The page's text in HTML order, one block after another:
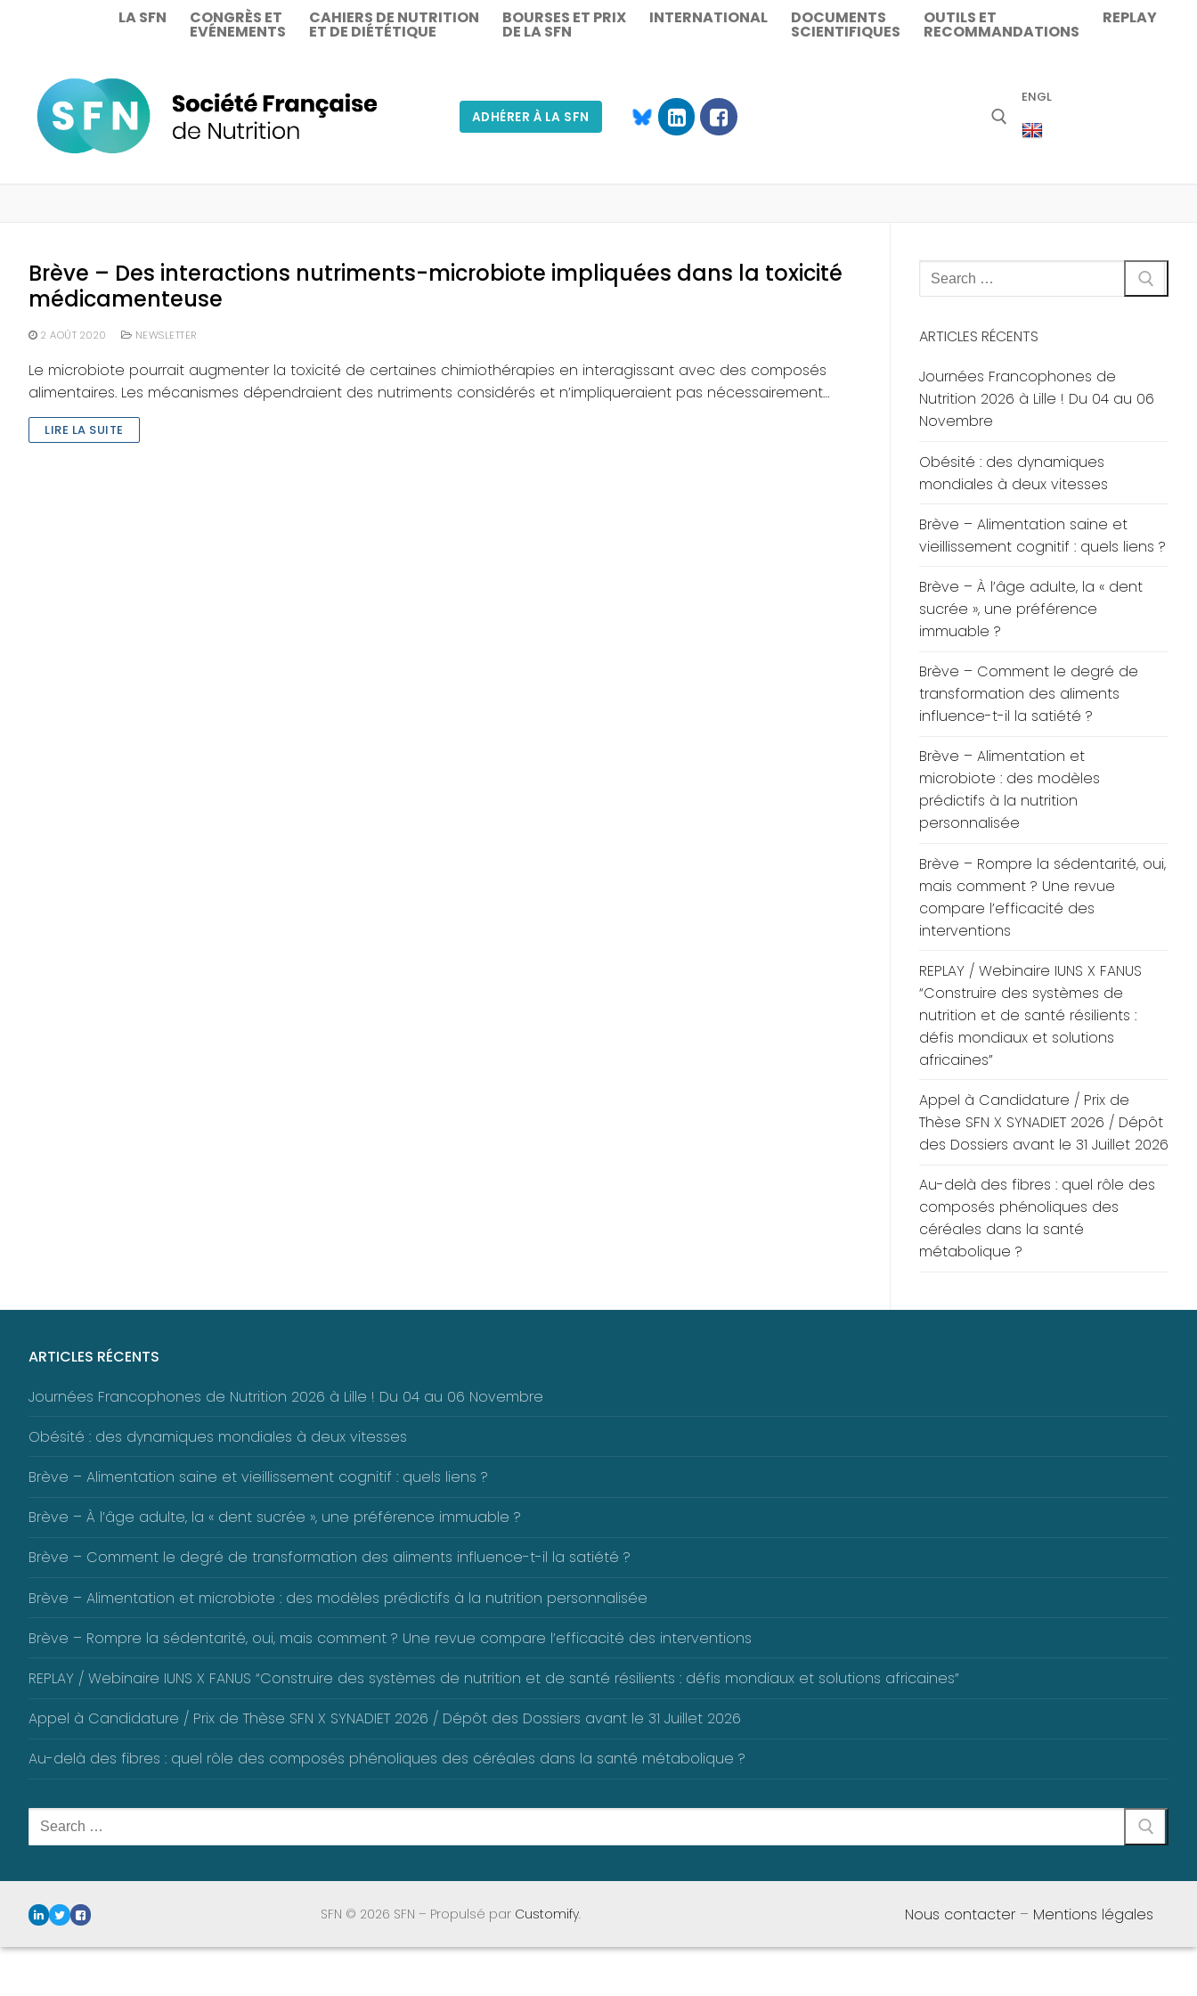
LA SFN CONGRÈS ET
EVÉNEMENTS
CAHIERS DE NUTRITION
ET DE DIÉTÉTIQUE
BOURSES ET PRIX
DE LA SFN
INTERNATIONAL DOCUMENTS
SCIENTIFIQUES
OUTILS ET
RECOMMANDATIONS
REPLAY
ADHÉRER À LA SFN
ENGL
Brève – Des interactions nutriments-microbiote impliquées dans la toxicité
médicamenteuse
2 AOÛT 2020 NEWSLETTER
Le microbiote pourrait augmenter la toxicité de certaines chimiothérapies en interagissant avec des composés
alimentaires. Les mécanismes dépendraient des nutriments considérés et n’impliqueraient pas nécessairement…
LIRE LA SUITE
Rechercher
:
ARTICLES RÉCENTS
Journées Francophones de
Nutrition 2026 à Lille ! Du 04 au 06
Novembre
Obésité : des dynamiques
mondiales à deux vitesses
Brève – Alimentation saine et
vieillissement cognitif : quels liens ?
Brève – À l’âge adulte, la « dent
sucrée », une préférence
immuable ?
Brève – Comment le degré de
transformation des aliments
influence-t-il la satiété ?
Brève – Alimentation et
microbiote : des modèles
prédictifs à la nutrition
personnalisée
Brève – Rompre la sédentarité, oui,
mais comment ? Une revue
compare l’efficacité des
interventions
REPLAY / Webinaire IUNS X FANUS
“Construire des systèmes de
nutrition et de santé résilients :
défis mondiaux et solutions
africaines”
Appel à Candidature / Prix de
Thèse SFN X SYNADIET 2026 / Dépôt
des Dossiers avant le 31 Juillet 2026
Au-delà des fibres : quel rôle des
composés phénoliques des
céréales dans la santé
métabolique ?
ARTICLES RÉCENTS
Journées Francophones de Nutrition 2026 à Lille ! Du 04 au 06 Novembre
Obésité : des dynamiques mondiales à deux vitesses
Brève – Alimentation saine et vieillissement cognitif : quels liens ?
Brève – À l’âge adulte, la « dent sucrée », une préférence immuable ?
Brève – Comment le degré de transformation des aliments influence-t-il la satiété ?
Brève – Alimentation et microbiote : des modèles prédictifs à la nutrition personnalisée
Brève – Rompre la sédentarité, oui, mais comment ? Une revue compare l’efficacité des interventions
REPLAY / Webinaire IUNS X FANUS “Construire des systèmes de nutrition et de santé résilients : défis mondiaux et solutions africaines”
Appel à Candidature / Prix de Thèse SFN X SYNADIET 2026 / Dépôt des Dossiers avant le 31 Juillet 2026
Au-delà des fibres : quel rôle des composés phénoliques des céréales dans la santé métabolique ?
Rechercher
:
SFN © 2026 SFN – Propulsé par Customify. Nous contacter – Mentions légales